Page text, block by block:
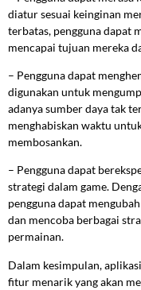
diatur sesuai keinginan
terbatas, pengguna dapat
mencapai tujuan mereka
– Pengguna dapat
digunakan untuk
adanya sumber daya tak
menghabiskan waktu
membosankan.
– Pengguna dapat
strategi dalam game.
pengguna dapat
dan mencoba berbagai
permainan.
Dalam kesimpulan,
fitur menarik yang akan